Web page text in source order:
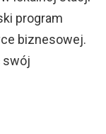
program
biznesowej.
swój